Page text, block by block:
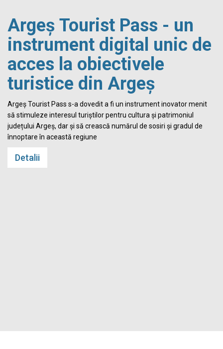
Argeș Tourist Pass - un
instrument digital unic de
acces la obiectivele
turistice din Argeș
Argeș Tourist Pass s-a dovedit a fi un instrument inovator menit
să stimuleze interesul turiștilor pentru cultura și patrimoniul
județului Argeș, dar și să crească numărul de sosiri și gradul de
înnoptare în această regiune
Detalii